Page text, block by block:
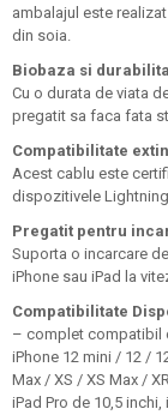
ambalajul este
din soia.
Biobaza si
Cu o durata de viata
pregatit sa faca fata
Compatibilitate
Acest cablu este
dispozitivele
Pregatit pentru
Suporta o incarcare
iPhone sau iPad la
Compatibilitate
– complet compatibil
iPhone 12 mini / 12 /
Max / XS / XS Max /
iPad Pro de 10,5